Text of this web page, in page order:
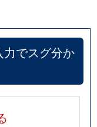
でスグ分か